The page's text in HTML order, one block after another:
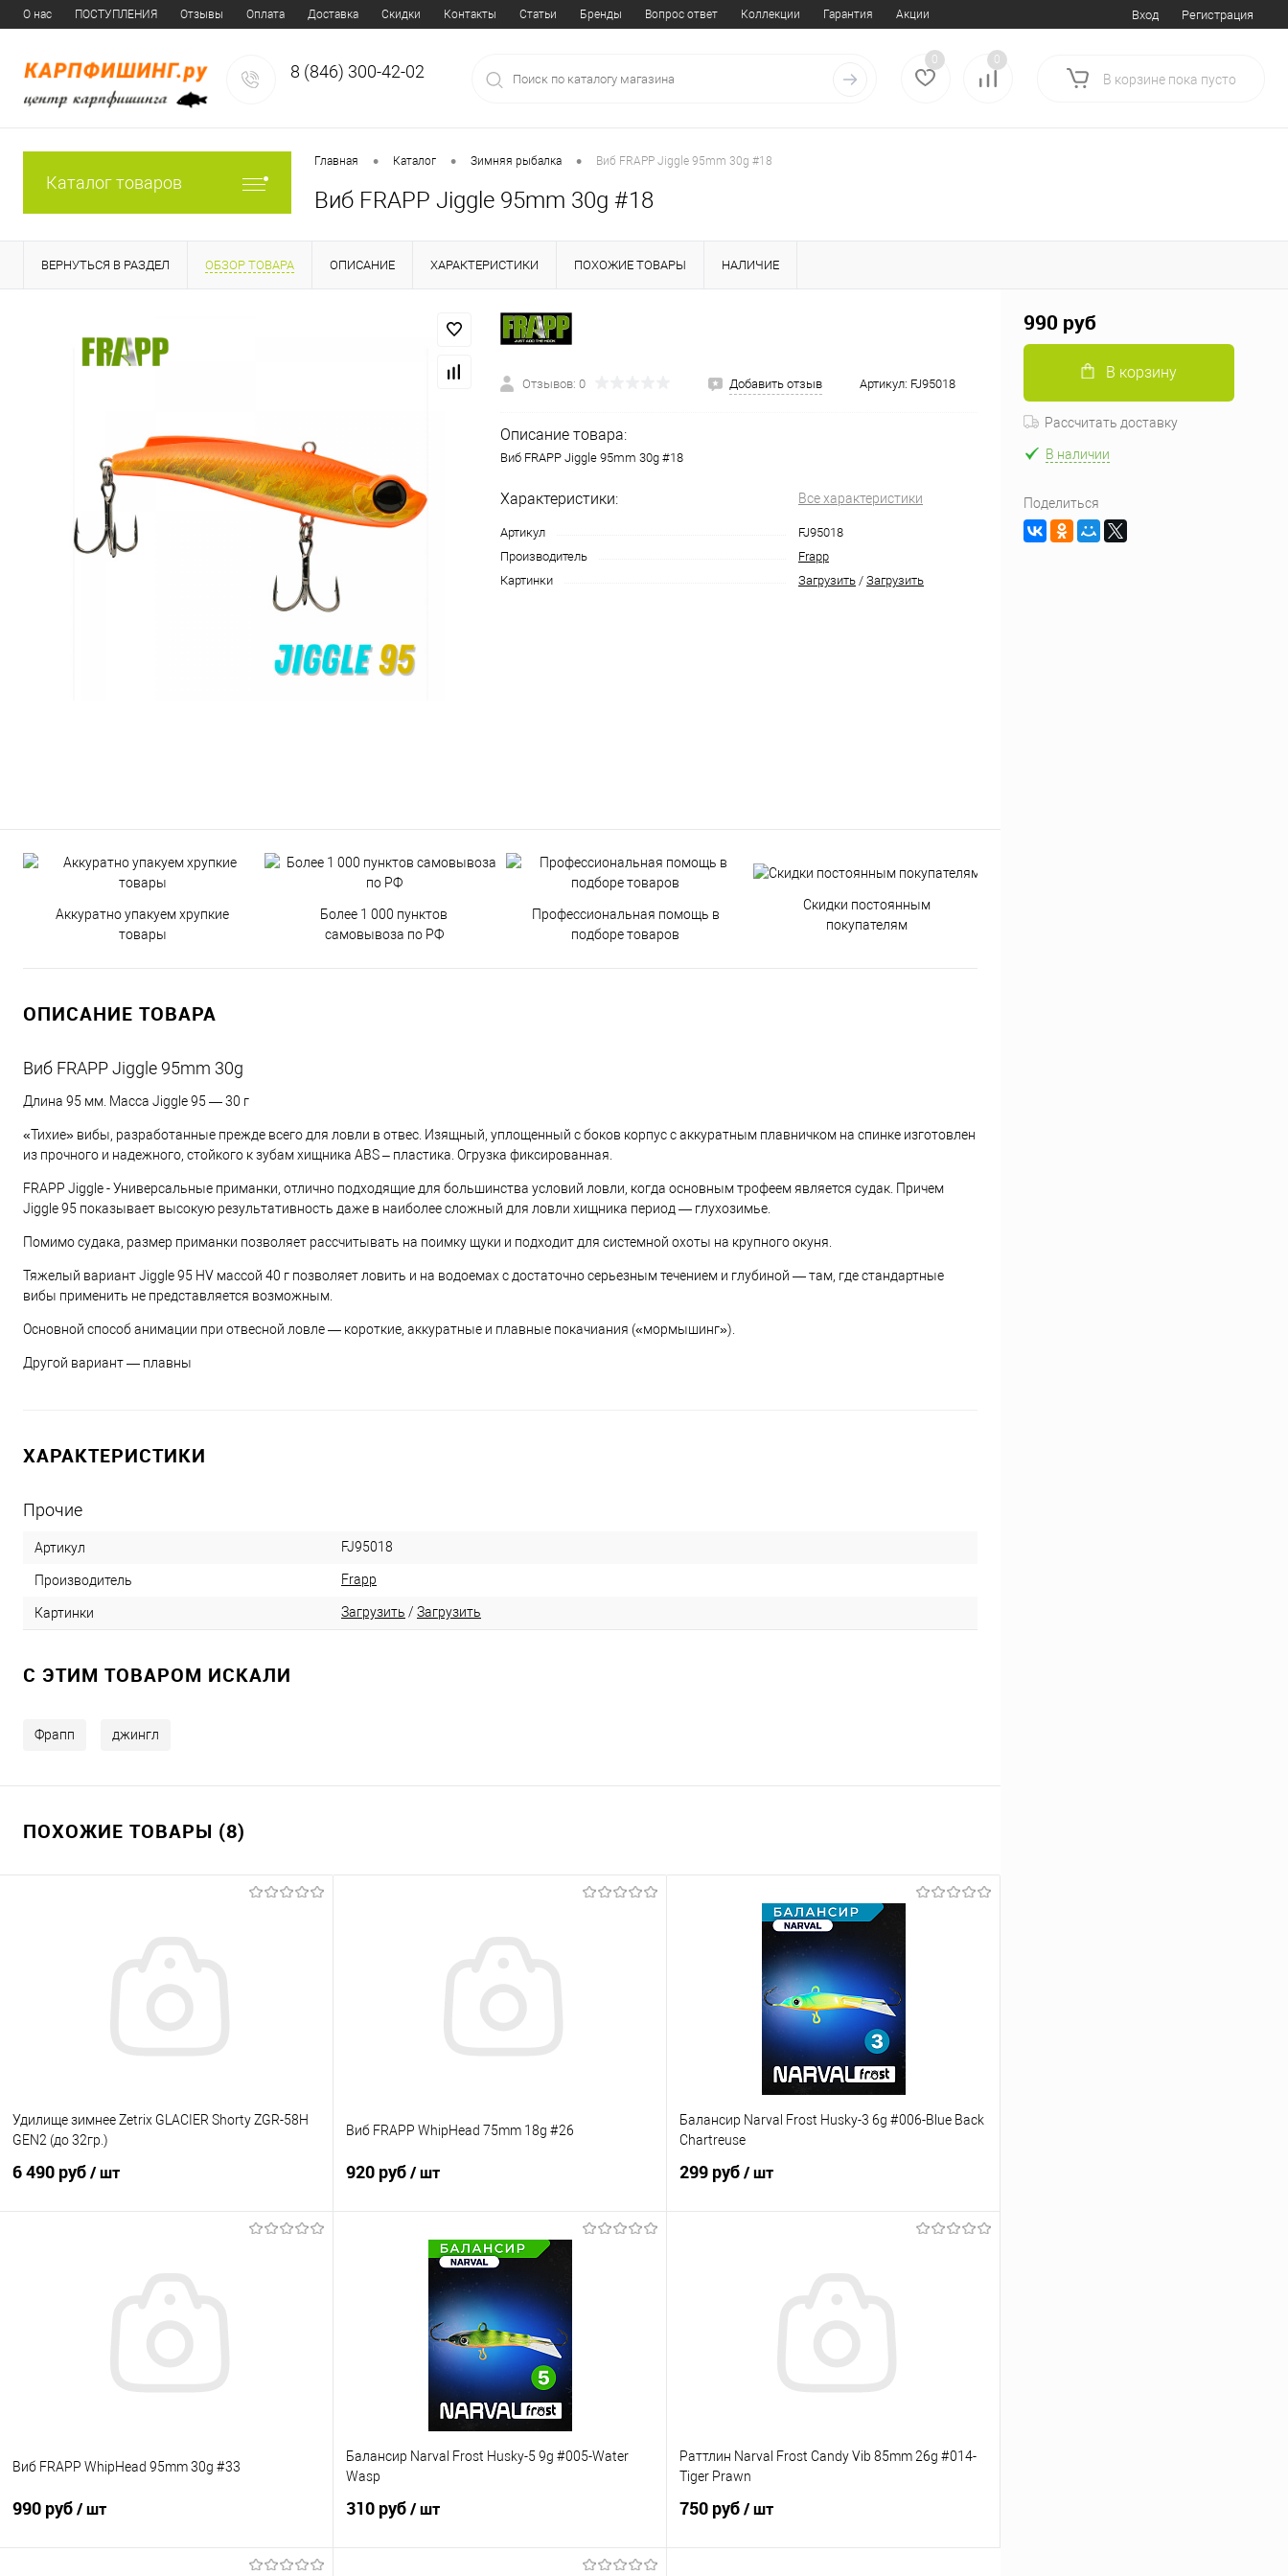
О нас ПОСТУПЛЕНИЯ Отзывы Оплата Доставка Скидки Контакты Статьи Бренды Вопрос ответ Коллекции Гарантия Акции Вход Регистрация
8 (846) 300-42-02
0 0
В корзине пока пусто
Каталог товаров
Главная • Каталог • Зимняя рыбалка • Виб FRAPP Jiggle 95mm 30g #18
Виб FRAPP Jiggle 95mm 30g #18
ВЕРНУТЬСЯ В РАЗДЕЛ ОБЗОР ТОВАРА ОПИСАНИЕ ХАРАКТЕРИСТИКИ ПОХОЖИЕ ТОВАРЫ НАЛИЧИЕ
Отзывов: 0 Добавить отзыв Артикул: FJ95018
Описание товара:
Виб FRAPP Jiggle 95mm 30g #18
Характеристики: Все характеристики
Артикул
FJ95018
Производитель
Frapp
Картинки
Загрузить / Загрузить
Аккуратно упакуем хрупкие
товары
Более 1 000 пунктов
самовывоза по РФ
Профессиональная помощь в
подборе товаров
Скидки постоянным
покупателям
ОПИСАНИЕ ТОВАРА
Виб FRAPP Jiggle 95mm 30g
Длина 95 мм. Масса Jiggle 95 — 30 г
«Тихие» вибы, разработанные прежде всего для ловли в отвес. Изящный, уплощенный с боков корпус с аккуратным плавничком на спинке изготовлен
из прочного и надежного, стойкого к зубам хищника ABS – пластика. Огрузка фиксированная.
FRAPP Jiggle - Универсальные приманки, отлично подходящие для большинства условий ловли, когда основным трофеем является судак. Причем
Jiggle 95 показывает высокую результативность даже в наиболее сложный для ловли хищника период — глухозимье.
Помимо судака, размер приманки позволяет рассчитывать на поимку щуки и подходит для системной охоты на крупного окуня.
Тяжелый вариант Jiggle 95 HV массой 40 г позволяет ловить и на водоемах с достаточно серьезным течением и глубиной — там, где стандартные
вибы применить не представляется возможным.
Основной способ анимации при отвесной ловле — короткие, аккуратные и плавные покачиания («мормышинг»).
Другой вариант — плавны
ХАРАКТЕРИСТИКИ
Прочие
Артикул FJ95018
Производитель Frapp
Картинки Загрузить / Загрузить
C ЭТИМ ТОВАРОМ ИСКАЛИ
Фрапп джингл
ПОХОЖИЕ ТОВАРЫ (8)
Удилище зимнее Zetrix GLACIER Shorty ZGR-58H
GEN2 (до 32гр.)
6 490 руб/ шт
Виб FRAPP WhipHead 75mm 18g #26
920 руб/ шт
В корзину
Купить в 1 клик
Сравнение
В избранное
В наличии
Балансир Narval Frost Husky-3 6g #006-Blue Back
Chartreuse
299 руб/ шт
Виб FRAPP WhipHead 95mm 30g #33
990 руб/ шт
Балансир Narval Frost Husky-5 9g #005-Water
Wasp
310 руб/ шт
Раттлин Narval Frost Candy Vib 85mm 26g #014-
Tiger Prawn
750 руб/ шт
990 руб
В корзину
Рассчитать доставку
В наличии
Поделиться